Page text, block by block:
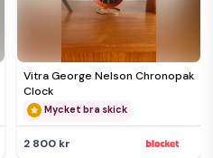
Vitra George Nelson Chronopak
Clock
Mycket bra skick
2 800 kr